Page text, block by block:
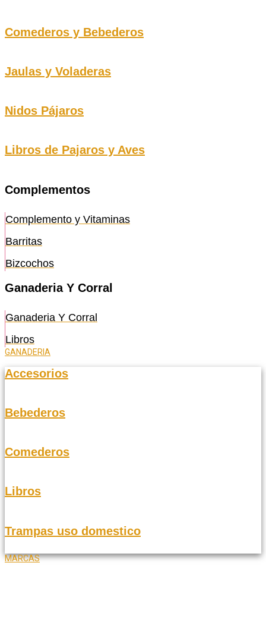
Comederos y Bebederos
Jaulas y Voladeras
Nidos Pájaros
Libros de Pajaros y Aves
Complementos
Complemento y Vitaminas
Barritas
Bizcochos
Ganaderia Y Corral
Ganaderia Y Corral
Libros
GANADERIA
Accesorios
Bebederos
Comederos
Libros
Trampas uso domestico
MARCAS